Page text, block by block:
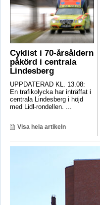
Cyklist i 70-årsåldern
påkörd i centrala
Lindesberg
UPPDATERAD KL. 13.08:
En trafikolycka har inträffat i
centrala Lindesberg i höjd
med Lidl-rondellen. ...
Visa hela artikeln